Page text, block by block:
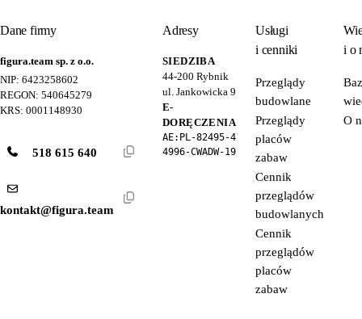
Dane firmy
figura.team sp. z o.o.
NIP: 6423258602
REGON: 540645279
KRS: 0001148930
518 615 640
kontakt@figura.team
Adresy
SIEDZIBA
44-200 Rybnik
ul. Jankowicka 9
E-
DORĘCZENIA
AE:PL-82495-4
4996-CWADW-19
Usługi
i cenniki
Przeglądy
budowlane
Przeglądy
placów
zabaw
Cennik
przeglądów
budowlanych
Cennik
przeglądów
placów
zabaw
i o
O